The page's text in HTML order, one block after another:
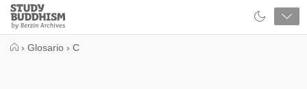
Close
Study
Buddhism
› Glosario › C